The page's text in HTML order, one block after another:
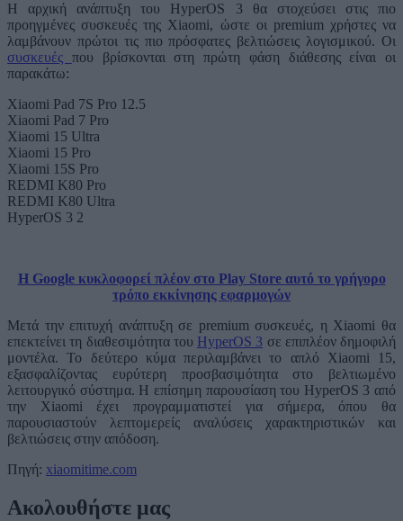
Η αρχική ανάπτυξη του HyperOS 3 θα στοχεύσει στις πιο
προηγμένες συσκευές της Xiaomi, ώστε οι premium χρήστες να
λαμβάνουν πρώτοι τις πιο πρόσφατες βελτιώσεις λογισμικού. Οι
συσκευές που βρίσκονται στη πρώτη φάση διάθεσης είναι οι
παρακάτω:
Xiaomi Pad 7S Pro 12.5
Xiaomi Pad 7 Pro
Xiaomi 15 Ultra
Xiaomi 15 Pro
Xiaomi 15S Pro
REDMI K80 Pro
REDMI K80 Ultra
HyperOS 3 2
Η Google κυκλοφορεί πλέον στο Play Store αυτό το γρήγορο
τρόπο εκκίνησης εφαρμογών
Μετά την επιτυχή ανάπτυξη σε premium συσκευές, η Xiaomi θα
επεκτείνει τη διαθεσιμότητα του HyperOS 3 σε επιπλέον δημοφιλή
μοντέλα. Το δεύτερο κύμα περιλαμβάνει το απλό Xiaomi 15,
εξασφαλίζοντας ευρύτερη προσβασιμότητα στο βελτιωμένο
λειτουργικό σύστημα. Η επίσημη παρουσίαση του HyperOS 3 από
την Xiaomi έχει προγραμματιστεί για σήμερα, όπου θα
παρουσιαστούν λεπτομερείς αναλύσεις χαρακτηριστικών και
βελτιώσεις στην απόδοση.
Πηγή: xiaomitime.com
Ακολουθήστε μας